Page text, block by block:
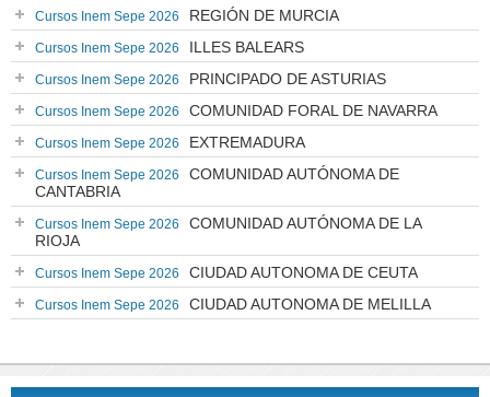
Cursos Inem Sepe 2026 REGIÓN DE MURCIA
Cursos Inem Sepe 2026 ILLES BALEARS
Cursos Inem Sepe 2026 PRINCIPADO DE ASTURIAS
Cursos Inem Sepe 2026 COMUNIDAD FORAL DE NAVARRA
Cursos Inem Sepe 2026 EXTREMADURA
Cursos Inem Sepe 2026
COMUNIDAD AUTÓNOMA DE
CANTABRIA
Cursos Inem Sepe 2026
COMUNIDAD AUTÓNOMA DE LA
RIOJA
Cursos Inem Sepe 2026 CIUDAD AUTONOMA DE CEUTA
Cursos Inem Sepe 2026 CIUDAD AUTONOMA DE MELILLA